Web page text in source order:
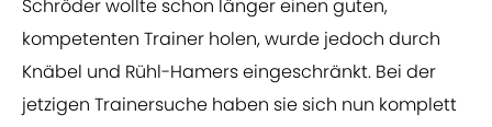
Schröder wollte schon länger einen guten,
kompetenten Trainer holen, wurde jedoch durch
Knäbel und Rühl-Hamers eingeschränkt. Bei der
jetzigen Trainersuche haben sie sich nun komplett